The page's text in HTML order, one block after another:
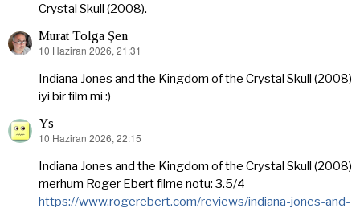
Crystal Skull (2008).
Murat Tolga Şen
dedi
10 Haziran 2026, 21:31
Indiana Jones and the Kingdom of the Crystal Skull (2008)
iyi bir film mi :)
Ys
dedi
10 Haziran 2026, 22:15
Indiana Jones and the Kingdom of the Crystal Skull (2008)
merhum Roger Ebert filme notu: 3.5/4
https://www.rogerebert.com/reviews/indiana-jones-and-